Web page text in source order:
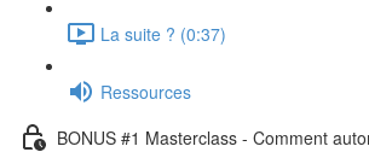
La suite ? (0:37)
Ressources
BONUS #1 Masterclass - Comment